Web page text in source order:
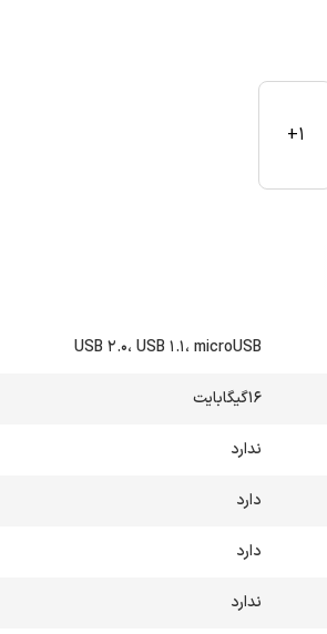
1+
USB 2.0، USB 1.1، microUSB
16گیگابایت
ندارد
دارد
دارد
ندارد